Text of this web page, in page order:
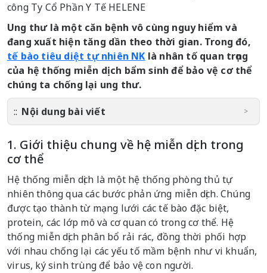
công Ty Cổ Phần Y Tế HELENE
Ung thư là một căn bệnh vô cùng nguy hiểm và
đang xuất hiện tăng dần theo thời gian. Trong đó,
tế bào tiêu diệt tự nhiên NK là nhân tố quan trọng
của hệ thống miễn dịch bẩm sinh để bảo vệ cơ thể
chúng ta chống lại ung thư.
Nội dung bài viết
1. Giới thiệu chung về hệ miễn dịch trong
cơ thể
Hệ thống miễn dịch là một hệ thống phòng thủ tự
nhiên thông qua các bước phản ứng miễn dịch. Chúng
được tạo thành từ mạng lưới các tế bào đặc biệt,
protein, các lớp mô và cơ quan có trong cơ thể. Hệ
thống miễn dịch phân bổ rải rác, đồng thời phối hợp
với nhau chống lại các yếu tố mầm bệnh như vi khuẩn,
virus, ký sinh trùng để bảo vệ con người.